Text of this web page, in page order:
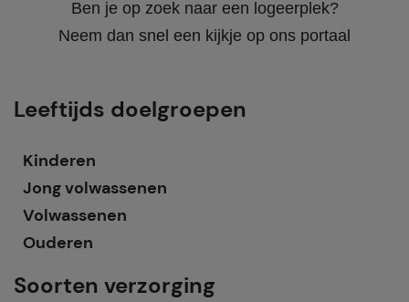
Ben je op zoek naar een logeerplek?
Neem dan snel een kijkje op ons portaal
Leeftijds doelgroepen
Kinderen
Jong volwassenen
Volwassenen
Ouderen
Soorten verzorging